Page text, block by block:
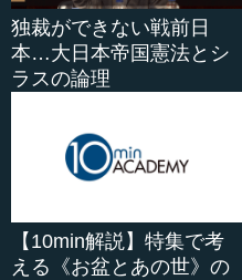
独裁ができない戦前日
本…大日本帝国憲法とシ
ラスの論理
【10min解説】特集で考
える《お盆とあの世》の